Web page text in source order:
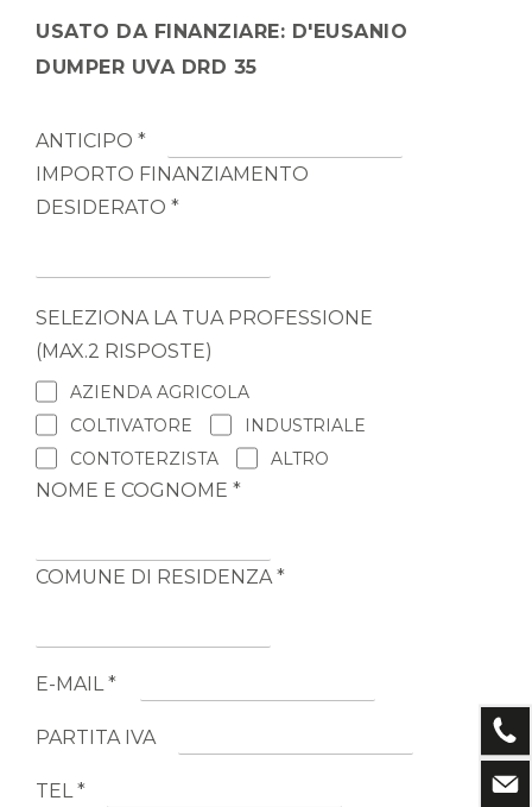
SERVIZI
NEWS
USATO DA FINANZIARE: D'EUSANIO
DUMPER UVA DRD 35
ANTICIPO *
IMPORTO FINANZIAMENTO
DESIDERATO *
SELEZIONA LA TUA PROFESSIONE
(MAX.2 RISPOSTE)
AZIENDA AGRICOLA
COLTIVATORE
INDUSTRIALE
CONTOTERZISTA
ALTRO
NOME E COGNOME *
COMUNE DI RESIDENZA *
E-MAIL *
PARTITA IVA
TEL *